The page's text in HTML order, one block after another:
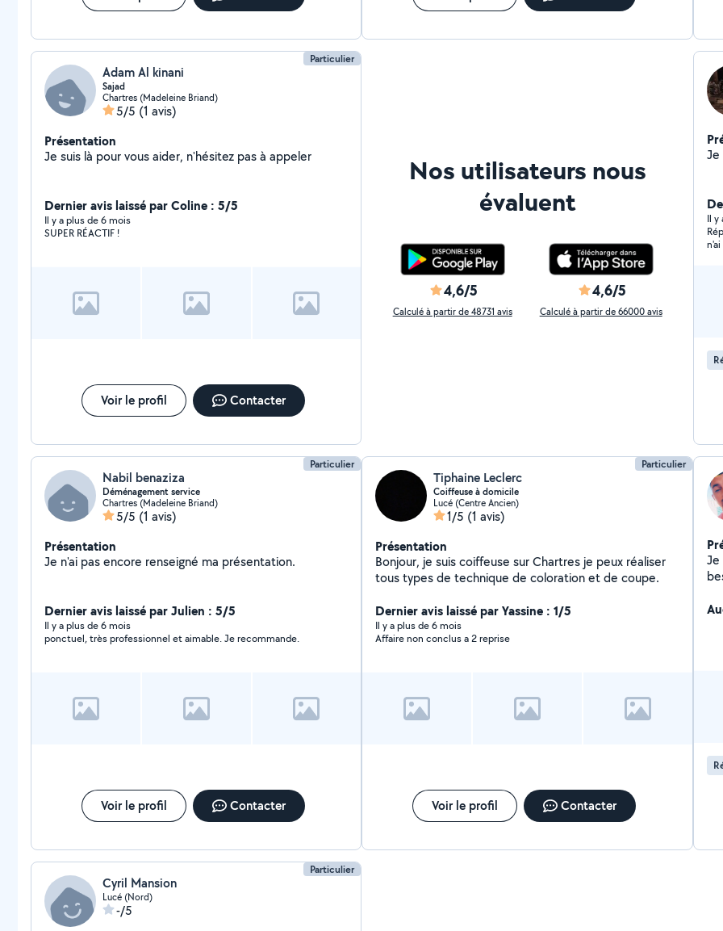
Particulier
Adam Al kinani
Sajad
Chartres (Madeleine Briand)
5/5 (1 avis)
Présentation
Je suis là pour vous aider, n'hésitez pas à appeler
Dernier avis laissé par Coline : 5/5
Il y a plus de 6 mois
SUPER RÉACTIF !
Voir le profil Contacter
Nos utilisateurs nous
évaluent
4,6/5
Calculé à partir de 48731 avis
4,6/5
Calculé à partir de 66000 avis
Il y
Particulier
Nabil benaziza
Déménagement service
Chartres (Madeleine Briand)
5/5 (1 avis)
Présentation
Je n'ai pas encore renseigné ma présentation.
Dernier avis laissé par Julien : 5/5
Il y a plus de 6 mois
ponctuel, très professionnel et aimable. Je recommande.
Voir le profil Contacter
Particulier
Tiphaine Leclerc
Coiffeuse à domicile
Lucé (Centre Ancien)
1/5 (1 avis)
Présentation
Bonjour, je suis coiffeuse sur Chartres je peux réaliser
tous types de technique de coloration et de coupe.
Dernier avis laissé par Yassine : 1/5
Il y a plus de 6 mois
Affaire non conclus a 2 reprise
Voir le profil Contacter
Je
Particulier
Cyril Mansion
Lucé (Nord)
-/5